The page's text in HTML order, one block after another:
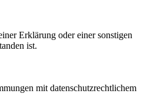
Erklärung oder einer sonstigen
ist.
mit datenschutzrechtlichem